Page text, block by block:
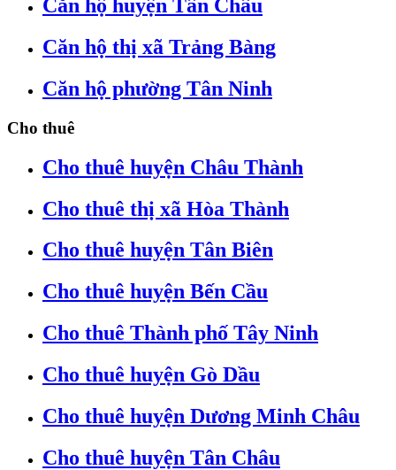
Căn hộ huyện Tân Châu
Căn hộ thị xã Trảng Bàng
Căn hộ phường Tân Ninh
Cho thuê
Cho thuê huyện Châu Thành
Cho thuê thị xã Hòa Thành
Cho thuê huyện Tân Biên
Cho thuê huyện Bến Cầu
Cho thuê Thành phố Tây Ninh
Cho thuê huyện Gò Dầu
Cho thuê huyện Dương Minh Châu
Cho thuê huyện Tân Châu